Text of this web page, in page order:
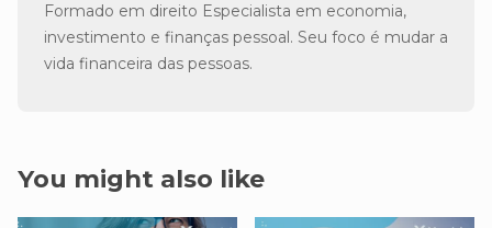
Formado em direito Especialista em economia,
investimento e finanças pessoal. Seu foco é mudar a
vida financeira das pessoas.
You might also like